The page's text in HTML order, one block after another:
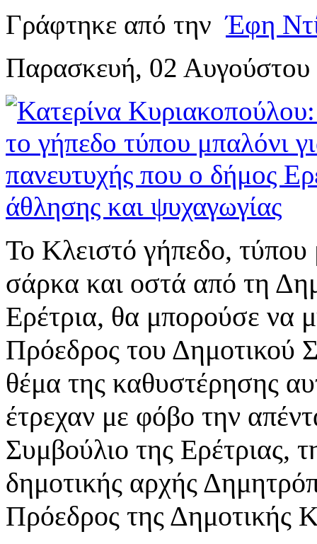
Γράφτηκε από τηνΈφη
Παρασκευή, 02
Το Κλειστό γήπεδο, τύπου
σάρκα και οστά από τη
Ερέτρια, θα μπορούσε να
Πρόεδρος του Δημοτικού
θέμα της καθυστέρησης
έτρεχαν με φόβο την
Συμβούλιο της Ερέτριας,
δημοτικής αρχής
Πρόεδρος της Δημοτικής